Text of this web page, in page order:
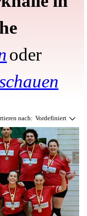
oder
nach: Vordefiniert